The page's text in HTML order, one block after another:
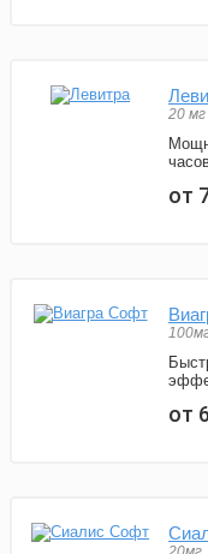
20 мг
от
от